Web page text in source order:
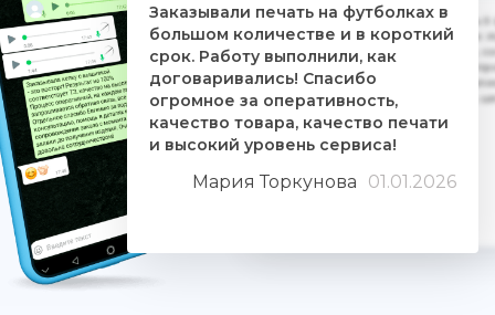
Заказывали печать на футболках в
большом количестве и в короткий
срок. Работу выполнили, как
договаривались! Спасибо
огромное за оперативность,
качество товара, качество печати
и высокий уровень сервиса!
Мария Торкунова 01.01.2026
Дочке на 18-летие решили заказать
ребятам. Времени было всего сутки.
взялись за работу, сделали макеты,
Огромное им спасибо. Дочка была
знают свое дело и отдаются ему
людьми. Качество печати